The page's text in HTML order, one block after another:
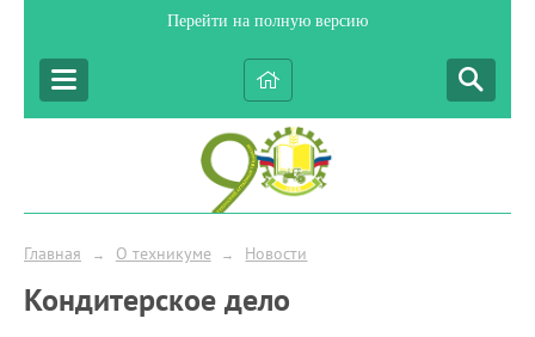
Перейти на полную версию
Главная → О техникуме → Новости
Кондитерское дело